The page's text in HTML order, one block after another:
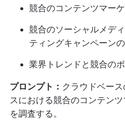
競合のコンテンツマー
競合のソーシャルメデ
ティングキャンペーン
業界トレンドと競合の
プロンプト： クラウドベー
スにおける競合のコンテン
を調査する。